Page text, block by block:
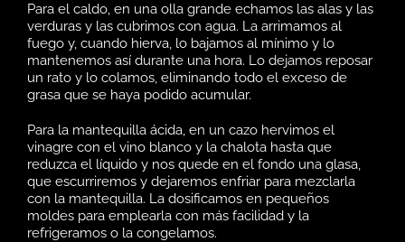
Para el caldo, en una olla grande echamos las alas y las
verduras y las cubrimos con agua. La arrimamos al
fuego y, cuando hierva, lo bajamos al mínimo y lo
mantenemos así durante una hora. Lo dejamos reposar
un rato y lo colamos, eliminando todo el exceso de
grasa que se haya podido acumular.
Para la mantequilla ácida, en un cazo hervimos el
vinagre con el vino blanco y la chalota hasta que
reduzca el líquido y nos quede en el fondo una glasa,
que escurriremos y dejaremos enfriar para mezclarla
con la mantequilla. La dosificamos en pequeños
moldes para emplearla con más facilidad y la
refrigeramos o la congelamos.